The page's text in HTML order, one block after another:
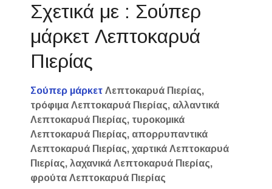
Σχετικά με : Σούπερ
μάρκετ Λεπτοκαρυά
Πιερίας
Σούπερ μάρκετ Λεπτοκαρυά Πιερίας,
τρόφιμα Λεπτοκαρυά Πιερίας, αλλαντικά
Λεπτοκαρυά Πιερίας, τυροκομικά
Λεπτοκαρυά Πιερίας, απορρυπαντικά
Λεπτοκαρυά Πιερίας, χαρτικά Λεπτοκαρυά
Πιερίας, λαχανικά Λεπτοκαρυά Πιερίας,
φρούτα Λεπτοκαρυά Πιερίας